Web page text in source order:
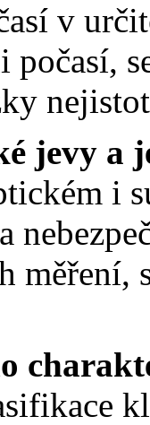
v
počasí,
jevy a
i
měření,